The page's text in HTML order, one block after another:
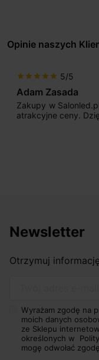
Opinie naszych
star star star star star 5/5
Max777
Jestem bardzo
początku
Newsletter
Otrzymuj
Wyrażam zgodę na
moich danych
ze Sklepu
określonych w
mogę odwołać